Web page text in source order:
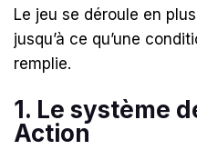
Le jeu se déroule en
jusqu’à ce qu’une
remplie.
1. Le système
Action